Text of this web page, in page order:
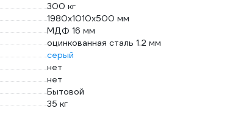
300 кг
1980х1010х500 мм
МДФ 16 мм
оцинкованная сталь 1.2 мм
серый
нет
нет
Бытовой
35 кг